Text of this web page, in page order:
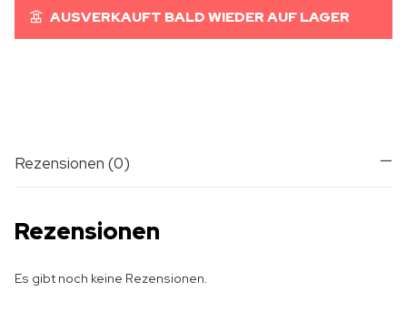
AUSVERKAUFT BALD WIEDER AUF LAGER
Rezensionen (0)
Rezensionen
Es gibt noch keine Rezensionen.